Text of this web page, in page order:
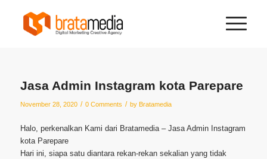
Jasa Admin Instagram kota Parepare
November 28, 2020 / 0 Comments / by Bratamedia
Halo, perkenalkan Kami dari Bratamedia – Jasa Admin Instagram
kota Parepare
Hari ini, siapa satu diantara rekan-rekan sekalian yang tidak